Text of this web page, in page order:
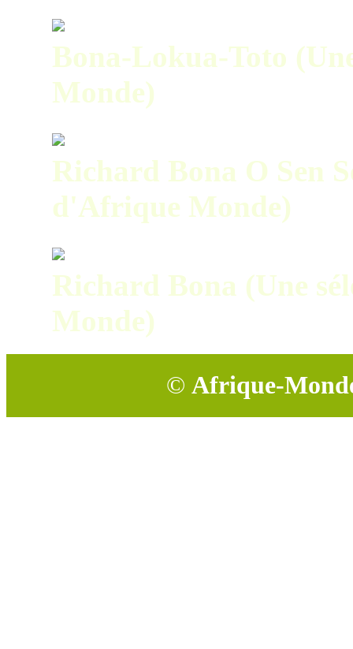
Bona-Lokua-Toto
Monde)
Richard Bona O Sen
d'Afrique Monde)
Richard Bona (Une
Monde)
© Afrique-